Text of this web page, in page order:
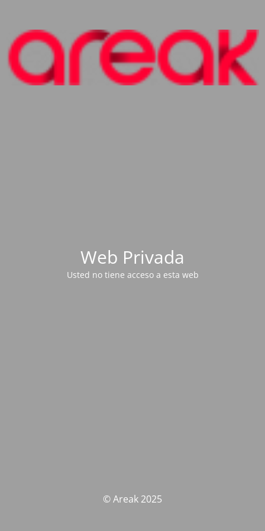
Web Privada
Usted no tiene acceso a esta web
© Areak 2025